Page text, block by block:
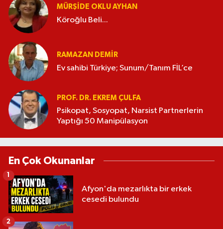
MÜRŞIDE OKLU AYHAN
Köroğlu Beli...
RAMAZAN DEMİR
Ev sahibi Türkiye; Sunum/Tanım FİL’ce
PROF. DR. EKREM ÇULFA
Psikopat, Sosyopat, Narsist Partnerlerin
Yaptığı 50 Manipülasyon
En Çok Okunanlar
Afyon'da mezarlıkta bir erkek
cesedi bulundu
1
2